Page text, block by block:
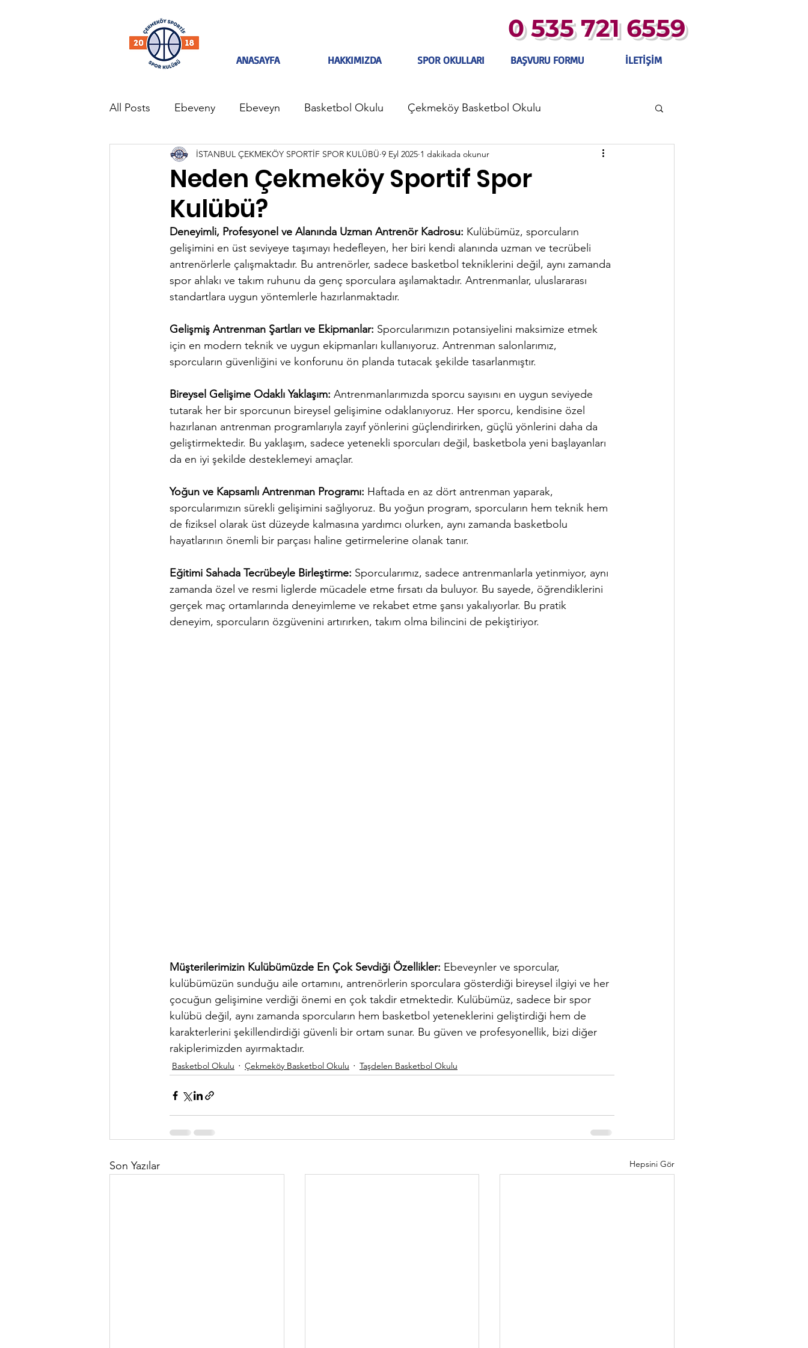
0 535 721 6559
ANASAYFA HAKKIMIZDA SPOR OKULLARI BAŞVURU FORMU İLETİŞİM
All Posts Ebeveny Ebeveyn Basketbol Okulu Çekmeköy Basketbol Okulu
Taşdelen Basketbol Okulu Çekmeköy Basketbol Kulübü Taşdelen Basketbol Kulübü
Neden Çekmeköy Sportif Spor
Kulübü?
İSTANBUL ÇEKMEKÖY SPORTİF SPOR KULÜBÜ 9 Eyl 2025 1 dakikada okunur
Deneyimli, Profesyonel ve Alanında Uzman Antrenör Kadrosu: Kulübümüz, sporcuların
gelişimini en üst seviyeye taşımayı hedefleyen, her biri kendi alanında uzman ve tecrübeli
antrenörlerle çalışmaktadır. Bu antrenörler, sadece basketbol tekniklerini değil, aynı zamanda
spor ahlakı ve takım ruhunu da genç sporculara aşılamaktadır. Antrenmanlar, uluslararası
standartlara uygun yöntemlerle hazırlanmaktadır.
Gelişmiş Antrenman Şartları ve Ekipmanlar: Sporcularımızın potansiyelini maksimize etmek
için en modern teknik ve uygun ekipmanları kullanıyoruz. Antrenman salonlarımız,
sporcuların güvenliğini ve konforunu ön planda tutacak şekilde tasarlanmıştır.
Bireysel Gelişime Odaklı Yaklaşım: Antrenmanlarımızda sporcu sayısını en uygun seviyede
tutarak her bir sporcunun bireysel gelişimine odaklanıyoruz. Her sporcu, kendisine özel
hazırlanan antrenman programlarıyla zayıf yönlerini güçlendirirken, güçlü yönlerini daha da
geliştirmektedir. Bu yaklaşım, sadece yetenekli sporcuları değil, basketbola yeni başlayanları
da en iyi şekilde desteklemeyi amaçlar.
Yoğun ve Kapsamlı Antrenman Programı: Haftada en az dört antrenman yaparak,
sporcularımızın sürekli gelişimini sağlıyoruz. Bu yoğun program, sporcuların hem teknik hem
de fiziksel olarak üst düzeyde kalmasına yardımcı olurken, aynı zamanda basketbolu
hayatlarının önemli bir parçası haline getirmelerine olanak tanır.
Eğitimi Sahada Tecrübeyle Birleştirme: Sporcularımız, sadece antrenmanlarla yetinmiyor, aynı
zamanda özel ve resmi liglerde mücadele etme fırsatı da buluyor. Bu sayede, öğrendiklerini
gerçek maç ortamlarında deneyimleme ve rekabet etme şansı yakalıyorlar. Bu pratik
deneyim, sporcuların özgüvenini artırırken, takım olma bilincini de pekiştiriyor.
Müşterilerimizin Kulübümüzde En Çok Sevdiği Özellikler: Ebeveynler ve sporcular,
kulübümüzün sunduğu aile ortamını, antrenörlerin sporculara gösterdiği bireysel ilgiyi ve her
çocuğun gelişimine verdiği önemi en çok takdir etmektedir. Kulübümüz, sadece bir spor
kulübü değil, aynı zamanda sporcuların hem basketbol yeteneklerini geliştirdiği hem de
karakterlerini şekillendirdiği güvenli bir ortam sunar. Bu güven ve profesyonellik, bizi diğer
rakiplerimizden ayırmaktadır.
Basketbol Okulu Çekmeköy Basketbol Okulu Taşdelen Basketbol Okulu
Son Yazılar Hepsini Gör